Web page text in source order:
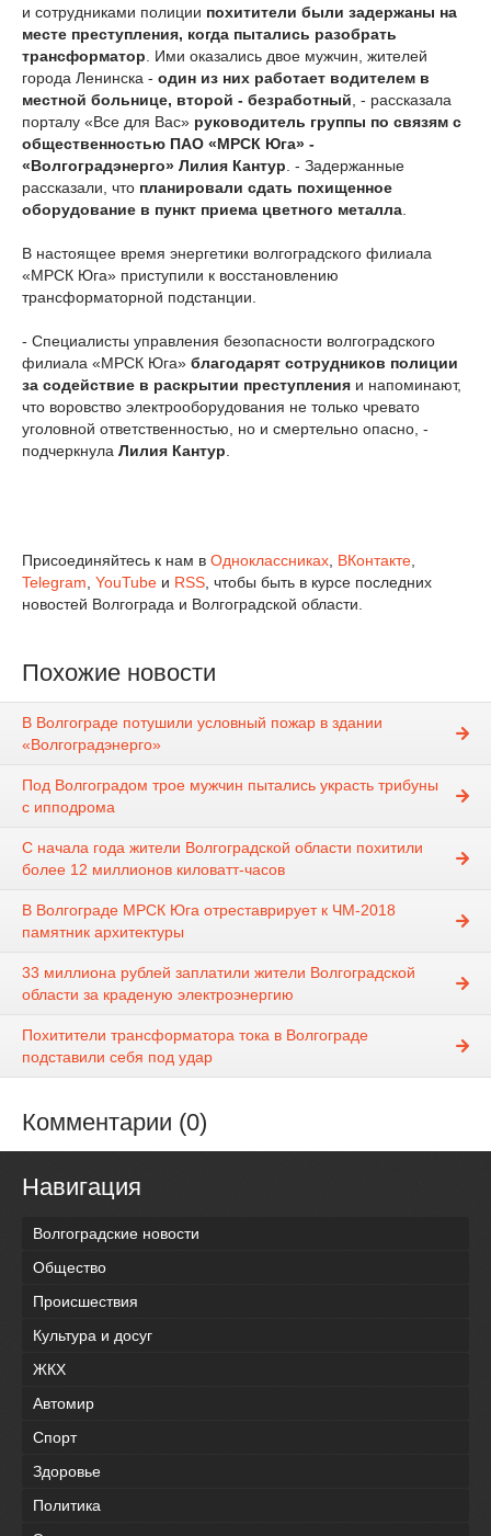
и сотрудниками полиции похитители были задержаны на
месте преступления, когда пытались разобрать
трансформатор . Ими оказались двое мужчин, жителей
города Ленинска - один из них работает водителем в
местной больнице, второй - безработный , - рассказала
порталу «Все для Вас» руководитель группы по связям с
общественностью ПАО «МРСК Юга» -
«Волгоградэнерго» Лилия Кантур . - Задержанные
рассказали, что планировали сдать похищенное
оборудование в пункт приема цветного металла
В настоящее время энергетики волгоградского филиала
«МРСК Юга» приступили к восстановлению
трансформаторной подстанции.
- Специалисты управления безопасности волгоградского
филиала «МРСК Юга» благодарят сотрудников полиции
за содействие в раскрытии преступления и напоминают,
что воровство электрооборудования не только чревато
уголовной ответственностью, но и смертельно опасно, -
подчеркнула Лилия Кантур
Присоединяйтесь к нам в Одноклассниках ВКонтакте
Telegram YouTube и RSS , чтобы быть в курсе последних
новостей Волгограда и Волгоградской области.
Похожие новости
В Волгограде потушили условный пожар в здании
«Волгоградэнерго»
Под Волгоградом трое мужчин пытались украсть трибуны
с ипподрома
С начала года жители Волгоградской области похитили
более 12 миллионов киловатт-часов
В Волгограде МРСК Юга отреставрирует к ЧМ-2018
памятник архитектуры
33 миллиона рублей заплатили жители Волгоградской
области за краденую электроэнергию
Похитители трансформатора тока в Волгограде
подставили себя под удар
Комментарии (0)
Навигация
Волгоградские новости
Общество
Происшествия
Культура и досуг
ЖКХ
Автомир
Спорт
Здоровье
Политика